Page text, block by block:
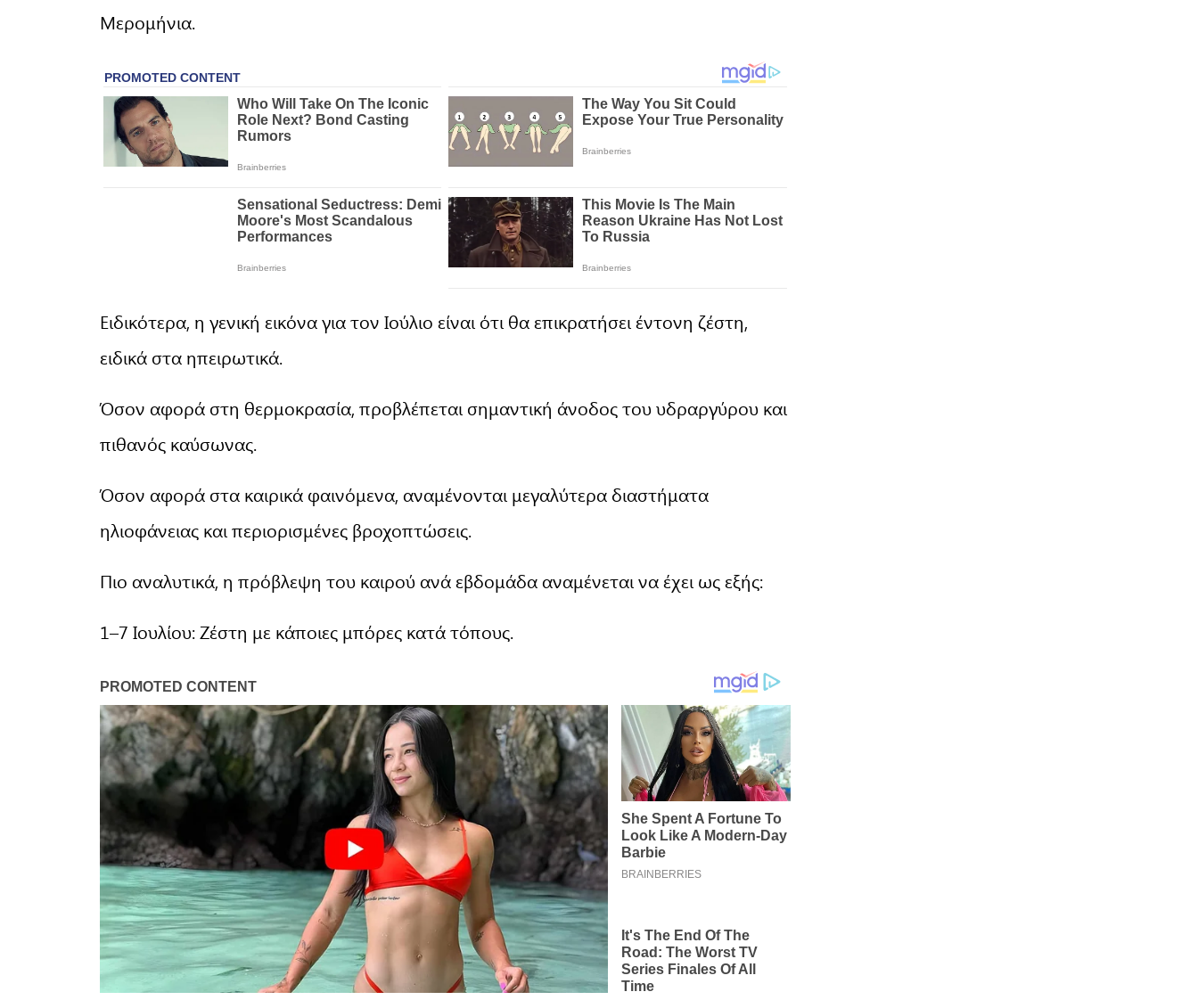
Μερομήνια.
Ειδικότερα, η γενική εικόνα για τον Ιούλιο είναι ότι θα επικρατήσει έντονη ζέστη,
ειδικά στα ηπειρωτικά.
Όσον αφορά στη θερμοκρασία, προβλέπεται σημαντική άνοδος του υδραργύρου και
πιθανός καύσωνας.
Όσον αφορά στα καιρικά φαινόμενα, αναμένονται μεγαλύτερα διαστήματα
ηλιοφάνειας και περιορισμένες βροχοπτώσεις.
Πιο αναλυτικά, η πρόβλεψη του καιρού ανά εβδομάδα αναμένεται να έχει ως εξής:
1–7 Ιουλίου: Ζέστη με κάποιες μπόρες κατά τόπους.